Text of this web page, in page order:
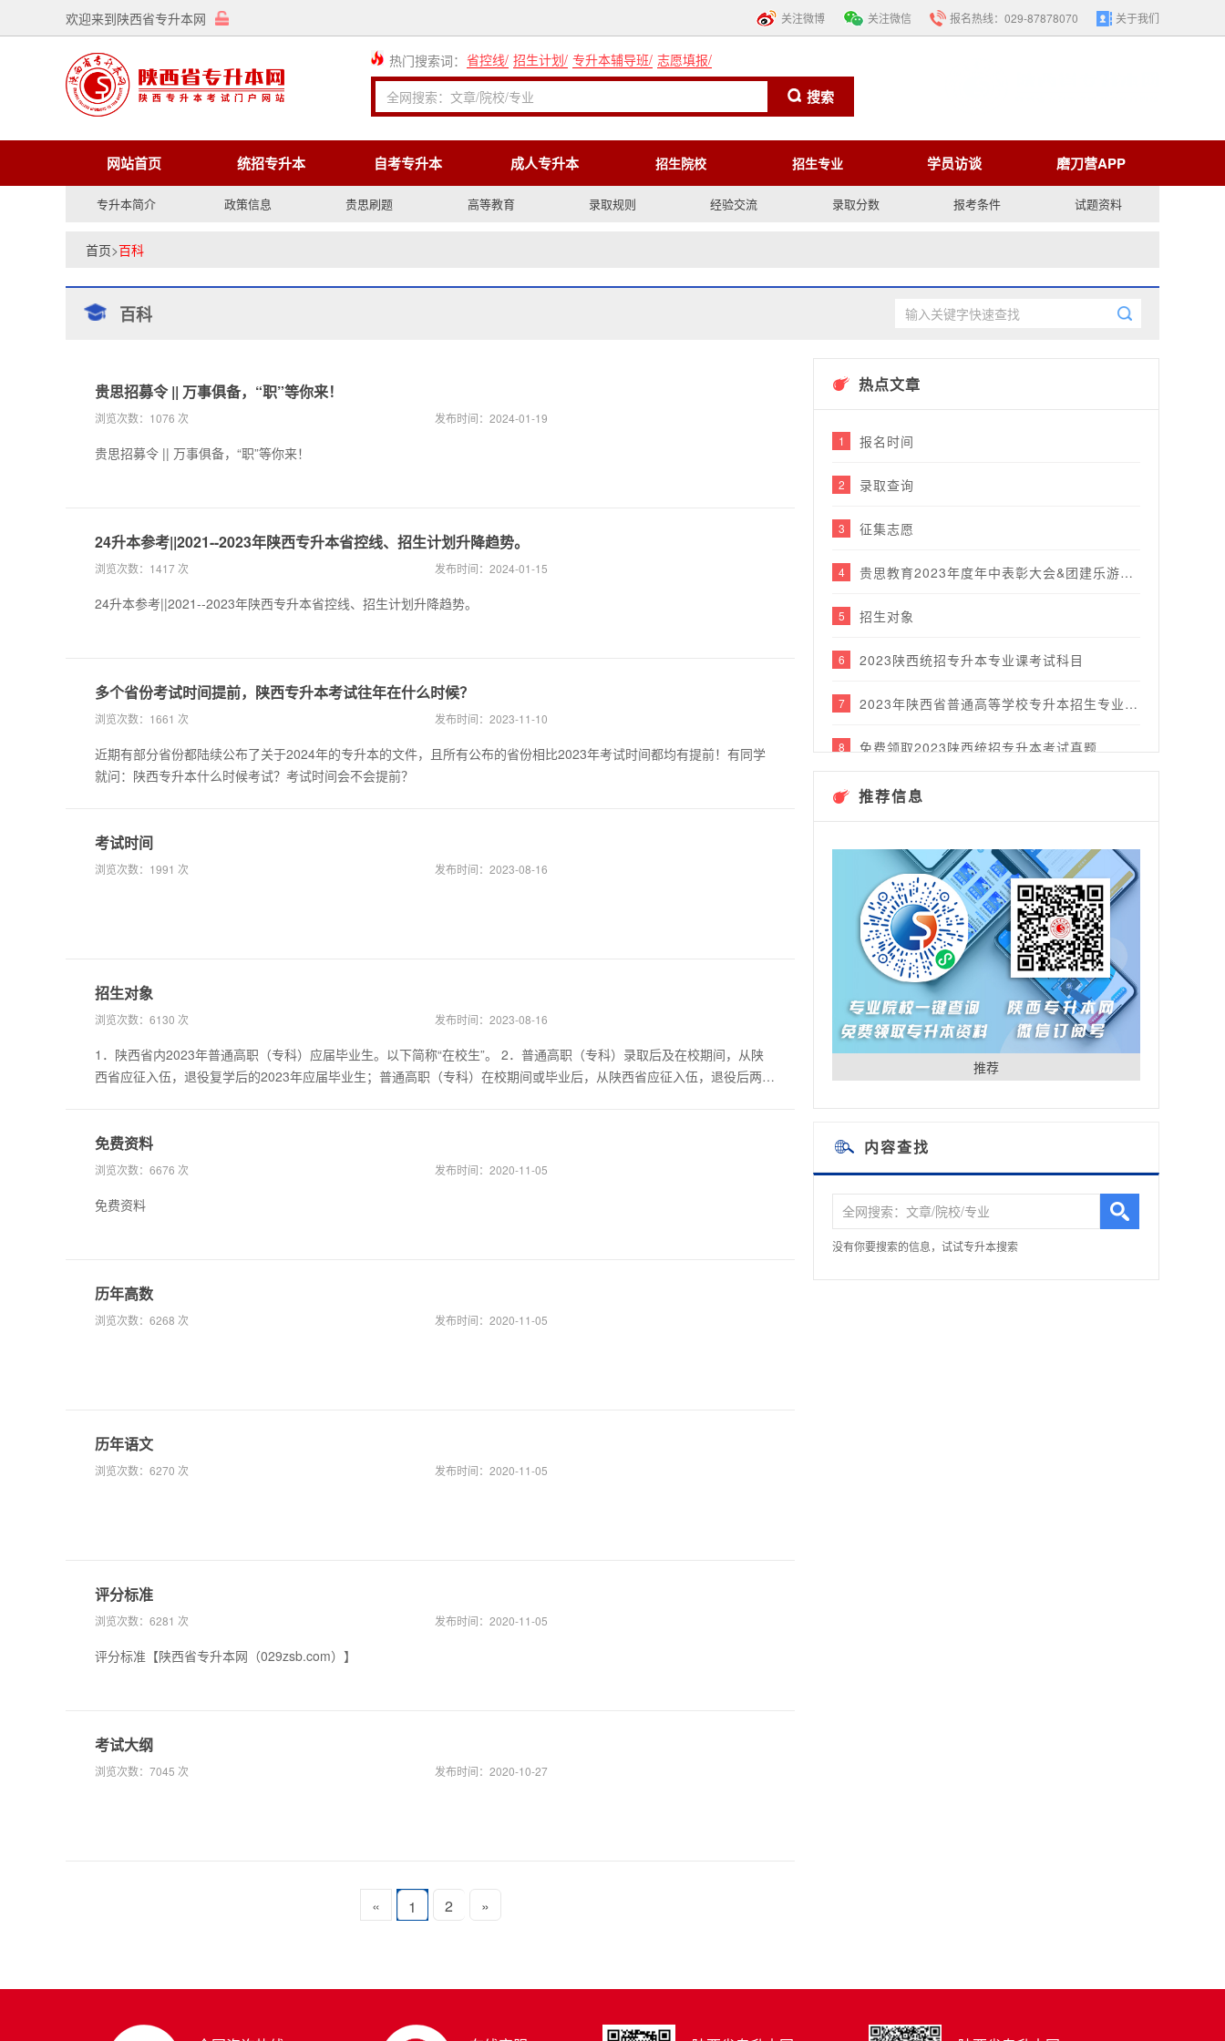
欢迎来到陕西省专升本网 关注微博 关注微信 报名热线： 029-87878070 关于我们
热门搜索词： 省控线/ 招生计划/ 专升本辅导班/ 志愿填报/
搜索
网站首页 统招专升本 自考专升本 成人专升本 招生院校 招生专业 学员访谈 磨刀营APP
专升本简介 政策信息 贵思刷题 高等教育 录取规则 经验交流 录取分数 报考条件 试题资料
首页>百科
百科
贵思招募令 || 万事俱备，“职”等你来！
浏览次数： 1076 次 发布时间： 2024-01-19
贵思招募令 || 万事俱备，“职”等你来！
24升本参考||2021--2023年陕西专升本省控线、招生计划升降趋势。
浏览次数： 1417 次 发布时间： 2024-01-15
24升本参考||2021--2023年陕西专升本省控线、招生计划升降趋势。
多个省份考试时间提前，陕西专升本考试往年在什么时候？
浏览次数： 1661 次 发布时间： 2023-11-10
近期有部分省份都陆续公布了关于2024年的专升本的文件，且所有公布的省份相比2023年考试时间都均有提前！有同学
就问：陕西专升本什么时候考试？考试时间会不会提前？
考试时间
浏览次数： 1991 次 发布时间： 2023-08-16
招生对象
浏览次数： 6130 次 发布时间： 2023-08-16
1．陕西省内2023年普通高职（专科）应届毕业生。以下简称“在校生”。 2．普通高职（专科）录取后及在校期间，从陕
西省应征入伍，退役复学后的2023年应届毕业生；普通高职（专科）在校期间或毕业后，从陕西省应征入伍，退役后两年
贯制、“3 2”连读毕业生，但未达到毕业条件的结业生等不得报考。
免费资料
浏览次数： 6676 次 发布时间： 2020-11-05
免费资料
历年高数
浏览次数： 6268 次 发布时间： 2020-11-05
历年语文
浏览次数： 6270 次 发布时间： 2020-11-05
评分标准
浏览次数： 6281 次 发布时间： 2020-11-05
评分标准【陕西省专升本网（029zsb.com）】
考试大纲
浏览次数： 7045 次 发布时间： 2020-10-27
« 1 2 »
热点文章
1 报名时间
2 录取查询
3 征集志愿
4 贵思教育2023年度年中表彰大会&团建乐游行圆满完成！
5 招生对象
6 2023陕西统招专升本专业课考试科目
7 2023年陕西省普通高等学校专升本招生专业目录
8 免费领取2023陕西统招专升本考试真题
推荐信息
推荐
内容查找
没有你要搜索的信息，试试专升本搜索